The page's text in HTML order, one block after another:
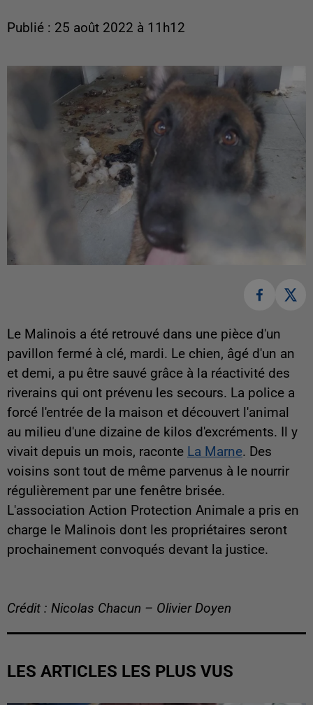
Publié : 25 août 2022 à 11h12
Le Malinois a été retrouvé dans une pièce d'un
pavillon fermé à clé, mardi. Le chien, âgé d'un an
et demi, a pu être sauvé grâce à la réactivité des
riverains qui ont prévenu les secours. La police a
forcé l'entrée de la maison et découvert l'animal
au milieu d'une dizaine de kilos d'excréments. Il y
vivait depuis un mois, raconte La Marne. Des
voisins sont tout de même parvenus à le nourrir
régulièrement par une fenêtre brisée.
L'association Action Protection Animale a pris en
charge le Malinois dont les propriétaires seront
prochainement convoqués devant la justice.
Crédit : Nicolas Chacun – Olivier Doyen
LES ARTICLES LES PLUS VUS